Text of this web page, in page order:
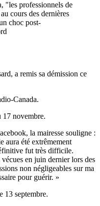
"les professionnels de
cours des dernières
choc post-
a remis sa démission ce
Canada.
17 novembre.
la mairesse souligne :
aura été extrêmement
fut très difficile.
en juin dernier lors des
non négligeables sur ma
pour guérir. »
13 septembre.